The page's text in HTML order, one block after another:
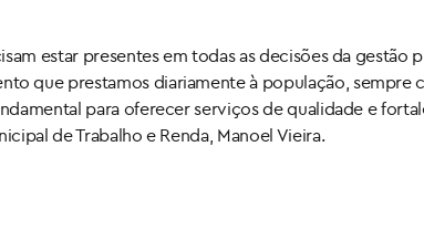
estar presentes em todas as decisões da gestão
que prestamos diariamente à população,
para oferecer serviços de qualidade e
de Trabalho e Renda, Manoel Vieira.